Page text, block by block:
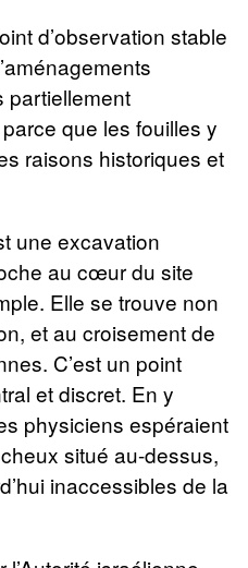
d’observation stable
partiellement
que les fouilles y
raisons historiques et
une excavation
au cœur du site
Elle se trouve non
et au croisement de
C’est un point
et discret. En y
physiciens espéraient
situé au-dessus,
inaccessibles de la